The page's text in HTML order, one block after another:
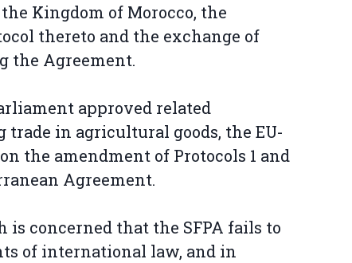
Kingdom of Morocco, the
thereto and the exchange of
the Agreement.
approved related
in agricultural goods, the EU-
the amendment of Protocols 1 and
Agreement.
is concerned that the SFPA fails to
of international law, and in